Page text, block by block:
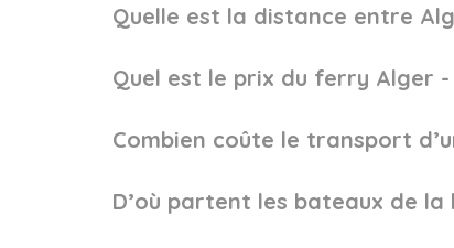
Quelle est la distance entre
Quel est le prix du ferry Alger -
Combien coûte le transport
D’où partent les bateaux de